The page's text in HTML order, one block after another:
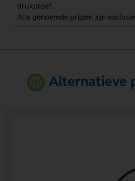
drukproef.
Alle genoemde prijzen zijn
Alternatieve